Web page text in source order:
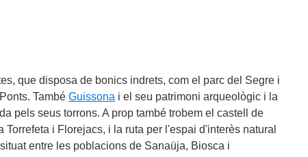
que disposa de bonics indrets, com el parc del Segre i
També Guissona i el seu patrimoni arqueològic i la
pels seus torrons. A prop també trobem el castell de
Torrefeta i Florejacs, i la ruta per l'espai d'interès natural
entre les poblacions de Sanaüja, Biosca i